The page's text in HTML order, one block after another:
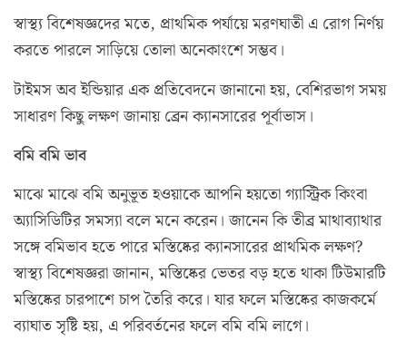
স্বাস্থ্য বিশেষজ্ঞদের মতে, প্রাথমিক পর্যায়ে মরণঘাতী এ রোগ নির্ণয়
করতে পারলে সাড়িয়ে তোলা অনেকাংশে সম্ভব।
টাইমস অব ইন্ডিয়ার এক প্রতিবেদনে জানানো হয়, বেশিরভাগ সময়
সাধারণ কিছু লক্ষণ জানায় ব্রেন ক্যানসারের পূর্বাভাস।
বমি বমি ভাব
মাঝে মাঝে বমি অনুভূত হওয়াকে আপনি হয়তো গ্যাস্ট্রিক কিংবা
অ্যাসিডিটির সমস্যা বলে মনে করেন। জানেন কি তীব্র মাথাব্যাথার
সঙ্গে বমিভাব হতে পারে মস্তিষ্কের ক্যানসারের প্রাথমিক লক্ষণ?
স্বাস্থ্য বিশেষজ্ঞরা জানান, মস্তিষ্কের ভেতর বড় হতে থাকা টিউমারটি
মস্তিষ্কের চারপাশে চাপ তৈরি করে। যার ফলে মস্তিষ্কের কাজকর্মে
ব্যাঘাত সৃষ্টি হয়, এ পরিবর্তনের ফলে বমি বমি লাগে।